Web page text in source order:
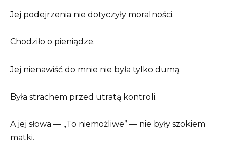
Jej podejrzenia nie dotyczyły moralności.
Chodziło o pieniądze.
Jej nienawiść do mnie nie była tylko dumą.
Była strachem przed utratą kontroli.
A jej słowa — „To niemożliwe” — nie były szokiem
matki.